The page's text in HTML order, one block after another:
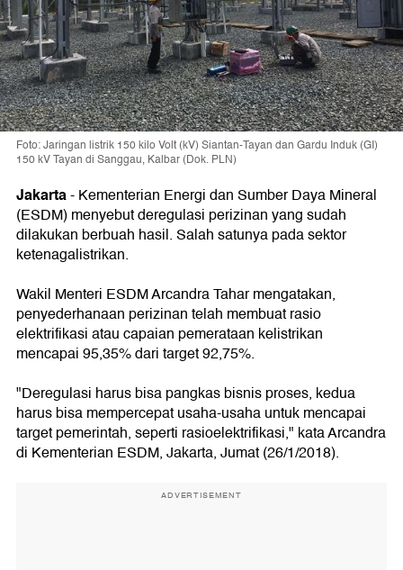
Foto: Jaringan listrik 150 kilo Volt (kV) Siantan-Tayan dan Gardu Induk (GI)
150 kV Tayan di Sanggau, Kalbar (Dok. PLN)
Jakarta-Kementerian Energi dan Sumber Daya Mineral
(ESDM) menyebut deregulasi perizinan yang sudah
dilakukan berbuah hasil. Salah satunya pada sektor
ketenagalistrikan.
Wakil Menteri ESDM Arcandra Tahar mengatakan,
penyederhanaan perizinan telah membuat rasio
elektrifikasi atau capaian pemerataan kelistrikan
mencapai 95,35% dari target 92,75%.
"Deregulasi harus bisa pangkas bisnis proses, kedua
harus bisa mempercepat usaha-usaha untuk mencapai
target pemerintah, seperti rasioelektrifikasi," kata Arcandra
di Kementerian ESDM, Jakarta, Jumat (26/1/2018).
ADVERTISEMENT